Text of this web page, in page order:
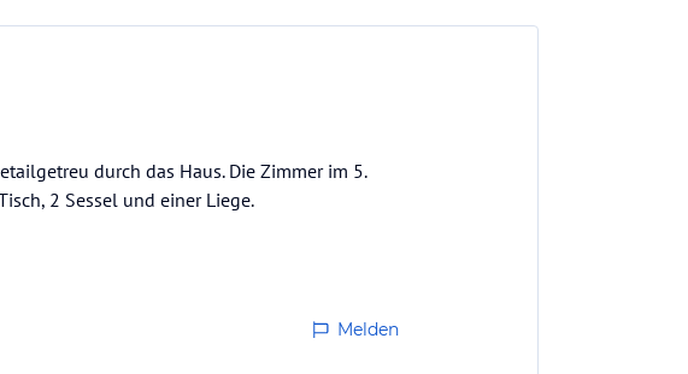
durch das Haus. Die Zimmer im 5.
2 Sessel und einer Liege.
Melden